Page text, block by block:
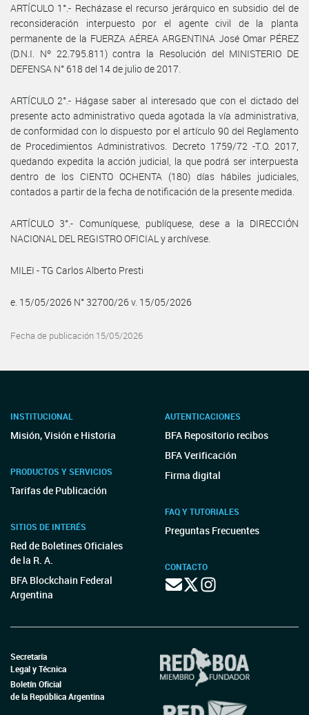
ARTÍCULO 1°.- Recházase el recurso jerárquico en subsidio del de
reconsideración interpuesto por el agente civil de la planta
permanente de la FUERZA AÉREA ARGENTINA José Omar PÉREZ
(D.N.I. Nº 22.795.811) contra la Resolución del MINISTERIO DE
DEFENSA N° 618 del 14 de julio de 2017.
ARTÍCULO 2°.- Hágase saber al interesado que con el dictado del
presente acto administrativo queda agotada la vía administrativa,
de conformidad con lo dispuesto por el artículo 90 del Reglamento
de Procedimientos Administrativos. Decreto 1759/72 -T.O. 2017,
quedando expedita la acción judicial, la que podrá ser interpuesta
dentro de los CIENTO OCHENTA (180) días hábiles judiciales,
contados a partir de la fecha de notificación de la presente medida.
ARTÍCULO 3°.- Comuníquese, publíquese, dese a la DIRECCIÓN
NACIONAL DEL REGISTRO OFICIAL y archívese.
MILEI - TG Carlos Alberto Presti
e. 15/05/2026 N° 32700/26 v. 15/05/2026
Fecha de publicación 15/05/2026
INSTITUCIONAL
Misión, Visión e Historia
PRODUCTOS Y SERVICIOS
Tarifas de Publicación
SITIOS DE INTERÉS
Red de Boletines Oficiales
de la R. A.
BFA Blockchain Federal
Argentina
AUTENTICACIONES
BFA Repositorio recibos
BFA Verificación
Firma digital
FAQ Y TUTORIALES
Preguntas Frecuentes
CONTACTO
Secretaría
Legal y Técnica
Boletín Oficial
de la República Argentina